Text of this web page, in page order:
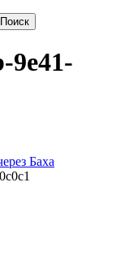
9e41-
Баха